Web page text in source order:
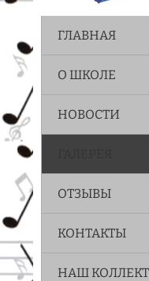
ГЛАВНАЯ
О ШКОЛЕ
НОВОСТИ
ОТЗЫВЫ
КОНТАКТЫ
НАШ